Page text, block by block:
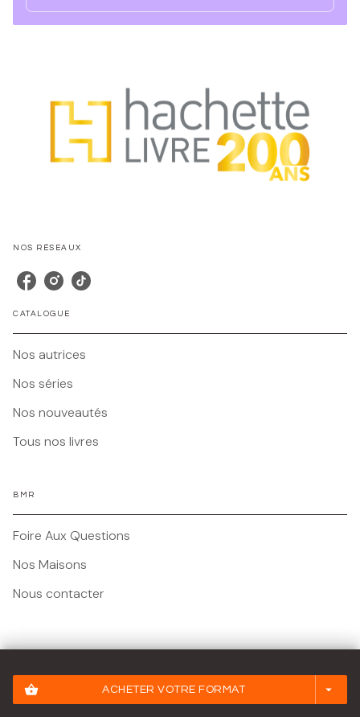
shopping_basket ACHETER VOTRE FORMAT arrow_drop_down
NOS RÉSEAUX
CATALOGUE
Nos autrices
Nos séries
Nos nouveautés
Tous nos livres
BMR
Foire Aux Questions
Nos Maisons
Nous contacter
Mentions légales
Conditions Générales d'Utilisation